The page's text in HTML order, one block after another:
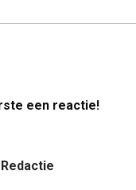
een reactie!
Redactie